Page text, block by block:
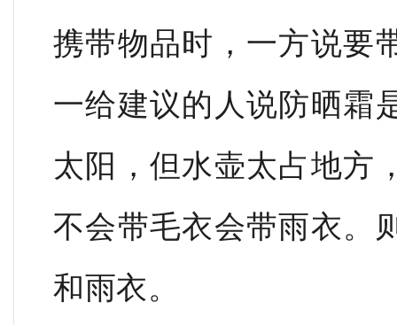
携带物品时，一方说要
一给建议的人说防晒霜
太阳，但水壶太占地方
不会带毛衣会带雨衣。
和雨衣。